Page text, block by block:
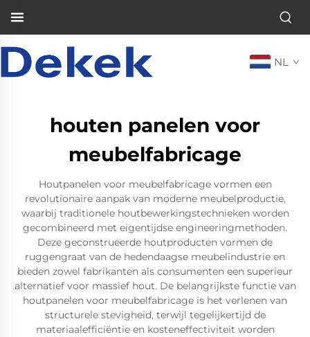
NL
houten panelen voor
meubelfabricage
Houtpanelen voor meubelfabricage vormen een
revolutionaire aanpak van moderne meubelproductie,
waarbij traditionele houtbewerkingstechnieken worden
gecombineerd met eigentijdse engineeringmethoden.
Deze geconstrueerde houtproducten vormen de
ruggengraat van de hedendaagse meubelindustrie en
bieden zowel fabrikanten als consumenten een superieur
alternatief voor massief hout. De belangrijkste functie van
houtpanelen voor meubelfabricage is het verlenen van
structurele stevigheid, terwijl tegelijkertijd de
materiaalefficiëntie en kosteneffectiviteit worden